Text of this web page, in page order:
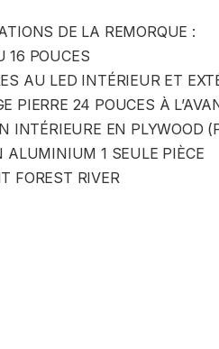
DE LA REMORQUE :
16 POUCES
AU LED INTÉRIEUR ET
PIERRE 24 POUCES À
INTÉRIEURE EN PLYWOOD
ALUMINIUM 1 SEULE PIÈCE
FOREST RIVER